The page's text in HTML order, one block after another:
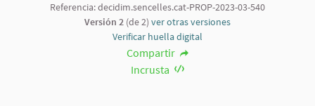
Referencia: decidim.sencelles.cat-PROP-2023-03-540
Versión 2 (de 2) ver otras versiones
Verificar huella digital
Compartir
Incrusta